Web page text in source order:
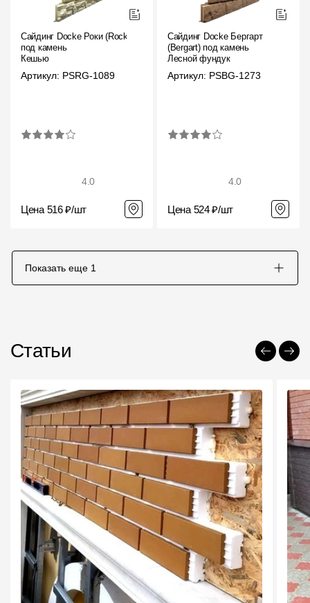
Сайдинг Docke Роки (Rocky)
под камень
Кешью
Артикул: PSRG-1089
4.0
Цена 516 ₽/шт
Сайдинг Docke Бергарт
(Bergart) под камень
Лесной фундук
Артикул: PSBG-1273
4.0
Цена 524 ₽/шт
Показать еще 1
Статьи